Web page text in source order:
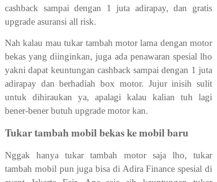
cashback sampai dengan 1 juta adirapay, dan gratis
upgrade asuransi all risk.
Nah kalau mau tukar tambah motor lama dengan motor
bekas yang diinginkan, juga ada penawaran spesial lho
yakni dapat keuntungan cashback sampai dengan 1 juta
adirapay dan berhadiah box motor. Jujur inisih sulit
untuk dihiraukan ya, apalagi kalau kalian tuh lagi
bener-bener butuh upgrade motor kan.
Tukar tambah mobil bekas ke mobil baru
Nggak hanya tukar tambah motor saja lho, tukar
tambah mobil pun juga bisa di Adira Finance spesial di